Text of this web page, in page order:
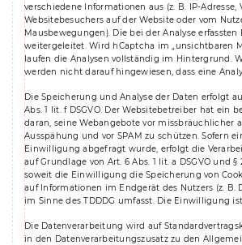
verschiedene Informationen aus (z. B. IP-Adresse,
Websitebesuchers auf der Website oder vom
Mausbewegungen). Die bei der Analyse erfassten
weitergeleitet. Wird hCaptcha im „unsichtbaren
laufen die Analysen vollständig im Hintergrund.
werden nicht darauf hingewiesen, dass eine
Die Speicherung und Analyse der Daten erfolgt
Abs. 1 lit. f DSGVO. Der Websitebetreiber hat ein
daran, seine Webangebote vor missbräuchlicher
Ausspähung und vor SPAM zu schützen. Sofern
Einwilligung abgefragt wurde, erfolgt die
auf Grundlage von Art. 6 Abs. 1 lit. a DSGVO und §
soweit die Einwilligung die Speicherung von
auf Informationen im Endgerät des Nutzers (z. B.
im Sinne des TDDDG umfasst. Die Einwilligung
Die Datenverarbeitung wird auf
in den Datenverarbeitungszusatz zu den